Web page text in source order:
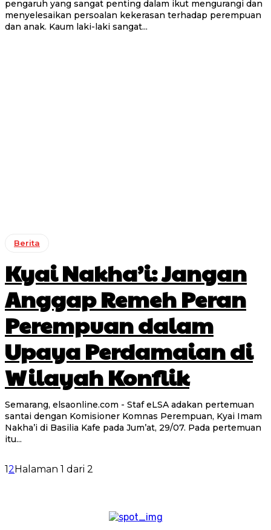
pengaruh yang sangat penting dalam ikut mengurangi dan
menyelesaikan persoalan kekerasan terhadap perempuan
dan anak. Kaum laki-laki sangat...
Berita
Kyai Nakha’i: Jangan
Anggap Remeh Peran
Perempuan dalam
Upaya Perdamaian di
Wilayah Konflik
Semarang, elsaonline.com - Staf eLSA adakan pertemuan
santai dengan Komisioner Komnas Perempuan, Kyai Imam
Nakha’i di Basilia Kafe pada Jum’at, 29/07. Pada pertemuan
itu...
12 Halaman 1 dari 2